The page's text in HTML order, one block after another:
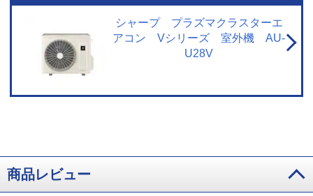
りません。試験方法：タバコのニオイ成分を染み込ませた試験片で消臭効果
を6段階臭気強度表示法にて評価。結果：約55分で気にならないレベルまで消
※5 14畳フローリング試験室で同一体感温度となる設定において運転
開始から1時間後の積算電力量を比較。外気温35℃、季節夏、日射なし、エコ
自動運転（503Wh）と通常冷房運転・設定温度26℃（820Wh）の比較。
シャープ プラズマクラスターエ
アコン Vシリーズ 室外機 AU-
U28V
商品レビュー